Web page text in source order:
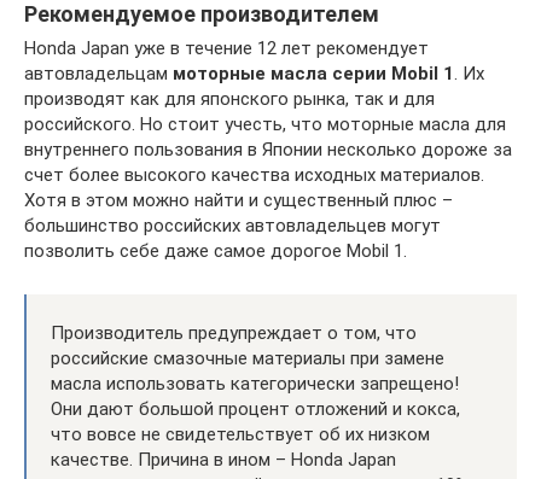
Рекомендуемое производителем
Honda Japan уже в течение 12 лет рекомендует
автовладельцам моторные масла серии Mobil 1. Их
производят как для японского рынка, так и для
российского. Но стоит учесть, что моторные масла для
внутреннего пользования в Японии несколько дороже за
счет более высокого качества исходных материалов.
Хотя в этом можно найти и существенный плюс –
большинство российских автовладельцев могут
позволить себе даже самое дорогое Mobil 1.
Производитель предупреждает о том, что
российские смазочные материалы при замене
масла использовать категорически запрещено!
Они дают большой процент отложений и кокса,
что вовсе не свидетельствует об их низком
качестве. Причина в ином – Honda Japan